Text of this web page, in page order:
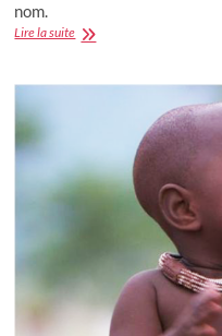
nom.
Lire la suiteUn
mieux
ta
copine